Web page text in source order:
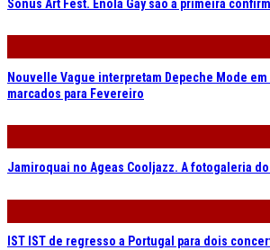
Sonus Art Fest. Enola Gay são a primeira
Nouvelle Vague interpretam Depeche Mode
marcados para Fevereiro
Jamiroquai no Ageas Cooljazz. A fotogaleria
IST IST de regresso a Portugal para dois